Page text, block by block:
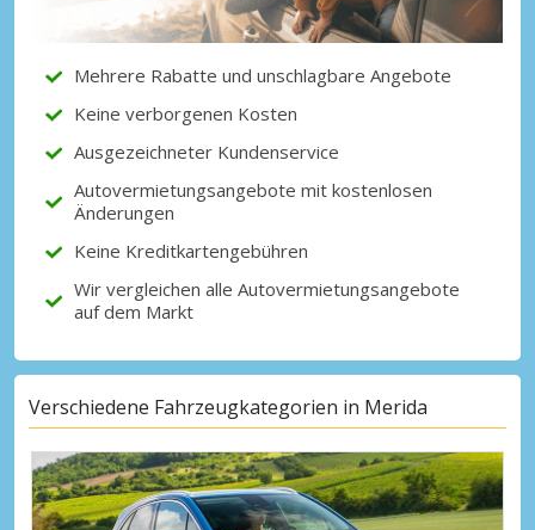
Mehrere Rabatte und unschlagbare Angebote
Keine verborgenen Kosten
Ausgezeichneter Kundenservice
Autovermietungsangebote mit kostenlosen
Änderungen
Keine Kreditkartengebühren
Wir vergleichen alle Autovermietungsangebote
auf dem Markt
Verschiedene Fahrzeugkategorien in Merida